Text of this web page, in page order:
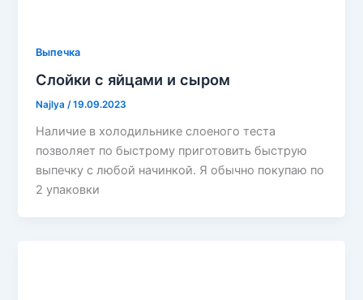
Выпечка
Слойки с яйцами и сыром
Najlya/19.09.2023
Наличие в холодильнике слоеного теста
позволяет по быстрому приготовить быструю
выпечку с любой начинкой. Я обычно покупаю по
2 упаковки